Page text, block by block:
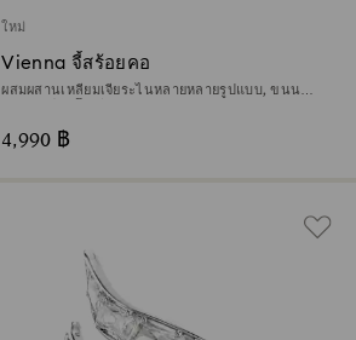
ใหม่
Vienna จี้สร้อยคอ
ผสมผสานเหลี่ยมเจียระไนหลายหลายรูปแบบ, ขนนก,
4,990 ฿